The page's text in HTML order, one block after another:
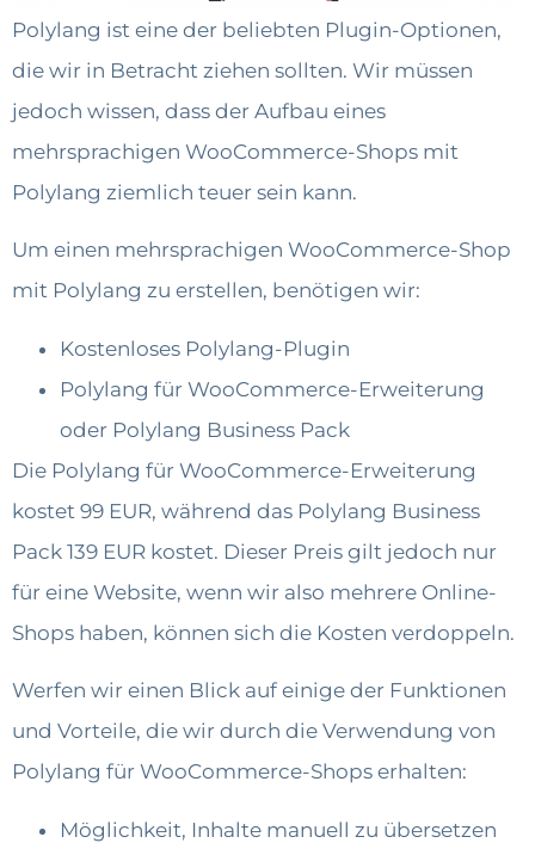
Polylang ist eine der beliebten Plugin-Optionen,
die wir in Betracht ziehen sollten. Wir müssen
jedoch wissen, dass der Aufbau eines
mehrsprachigen WooCommerce-Shops mit
Polylang ziemlich teuer sein kann.
Um einen mehrsprachigen WooCommerce-Shop
mit Polylang zu erstellen, benötigen wir:
Kostenloses Polylang-Plugin
Polylang für WooCommerce-Erweiterung
oder Polylang Business Pack
Die Polylang für WooCommerce-Erweiterung
kostet 99 EUR, während das Polylang Business
Pack 139 EUR kostet. Dieser Preis gilt jedoch nur
für eine Website, wenn wir also mehrere Online-
Shops haben, können sich die Kosten verdoppeln.
Werfen wir einen Blick auf einige der Funktionen
und Vorteile, die wir durch die Verwendung von
Polylang für WooCommerce-Shops erhalten:
Möglichkeit, Inhalte manuell zu übersetzen